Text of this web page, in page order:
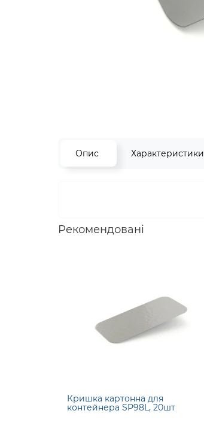
Опис Характеристики
Рекомендовані
Кришка картонна для
контейнера SP98L, 20шт